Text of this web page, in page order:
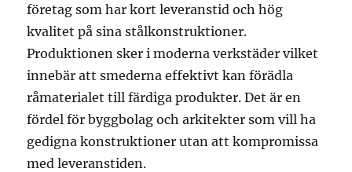
företag som har kort leveranstid och hög
kvalitet på sina stålkonstruktioner.
Produktionen sker i moderna verkstäder vilket
innebär att smederna effektivt kan förädla
råmaterialet till färdiga produkter. Det är en
fördel för byggbolag och arkitekter som vill ha
gedigna konstruktioner utan att kompromissa
med leveranstiden.